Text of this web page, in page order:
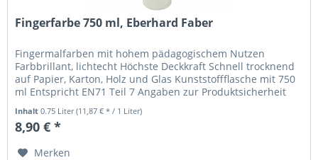
Fingerfarbe 750 ml, Eberhard Faber
Fingermalfarben mit hohem pädagogischem Nutzen
Farbbrillant, lichtecht Höchste Deckkraft Schnell trocknend
auf Papier, Karton, Holz und Glas Kunststoffflasche mit 750
ml Entspricht EN71 Teil 7 Angaben zur Produktsicherheit
Inhalt0.75 Liter(11,87 € * / 1 Liter)
8,90 € *
Merken